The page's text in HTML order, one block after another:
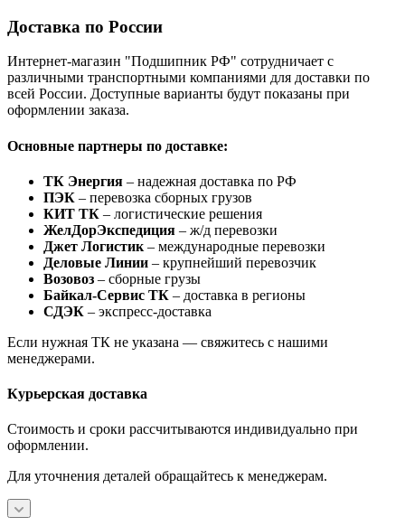
Доставка по России
Интернет-магазин "Подшипник РФ" сотрудничает с
различными транспортными компаниями для доставки по
всей России. Доступные варианты будут показаны при
оформлении заказа.
Основные партнеры по доставке:
ТК Энергия – надежная доставка по РФ
ПЭК – перевозка сборных грузов
КИТ ТК – логистические решения
ЖелДорЭкспедиция – ж/д перевозки
Джет Логистик – международные перевозки
Деловые Линии – крупнейший перевозчик
Возовоз – сборные грузы
Байкал-Сервис ТК – доставка в регионы
СДЭК – экспресс-доставка
Если нужная ТК не указана — свяжитесь с нашими
менеджерами.
Курьерская доставка
Стоимость и сроки рассчитываются индивидуально при
оформлении.
Для уточнения деталей обращайтесь к менеджерам.